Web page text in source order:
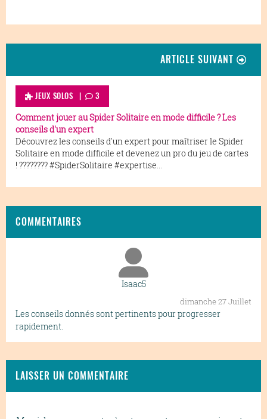
ARTICLE SUIVANT
JEUX SOLOS | 3
Comment jouer au Spider Solitaire en mode difficile ? Les
conseils d'un expert
Découvrez les conseils d'un expert pour maîtriser le Spider
Solitaire en mode difficile et devenez un pro du jeu de cartes
! ????????️ #SpiderSolitaire #expertise...
COMMENTAIRES
Isaac5
dimanche 27 Juillet
Les conseils donnés sont pertinents pour progresser
rapidement.
LAISSER UN COMMENTAIRE